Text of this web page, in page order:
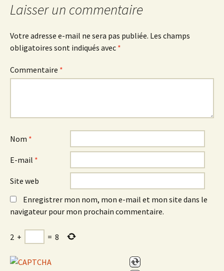
Laisser un commentaire
Votre adresse e-mail ne sera pas publiée. Les champs
obligatoires sont indiqués avec *
Commentaire *
Nom *
E-mail *
Site web
Enregistrer mon nom, mon e-mail et mon site dans le
navigateur pour mon prochain commentaire.
2 + = 8